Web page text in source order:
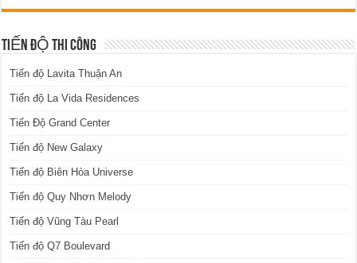
TIẾN ĐỘ THI CÔNG
Tiến độ Lavita Thuận An
Tiến độ La Vida Residences
Tiến Độ Grand Center
Tiến độ New Galaxy
Tiến độ Biên Hòa Universe
Tiến độ Quy Nhơn Melody
Tiến độ Vũng Tàu Pearl
Tiến độ Q7 Boulevard